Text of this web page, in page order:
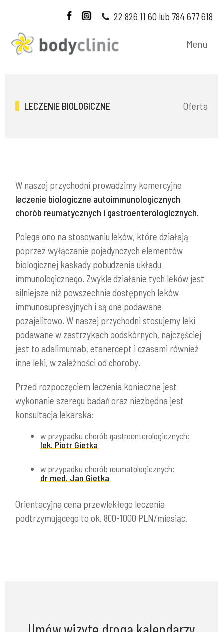
22 826 11 60 lub 784 677 618
Menu
LECZENIE BIOLOGICZNE Oferta
W naszej przychodni prowadzimy komercyjne
leczenie biologiczne autoimmunologicznych
chorób reumatycznych i gastroenterologicznych.
Polega ono na stosowaniu leków, które działają
poprzez wyłączanie pojedynczych elementów
biologicznej kaskady pobudzenia układu
immunologicznego. Zwykle działanie tych leków jest
silniejsze niż powszechnie dostępnych leków
immunosupresyjnych i są one podawane
pozajelitowo. W naszej przychodni stosujemy leki
podawane w zastrzykach podskórnych, najczęściej
jest to adalimumab, etanercept i czasami również
inne leki, w zależności od choroby.
Przed rozpoczęciem leczenia konieczne jest
wykonanie szeregu badań oraz niezbędna jest
konsultacja lekarska:
w przypadku chorób gastroenterologicznych:
lek. Piotr Gietka
w przypadku chorób reumatologicznych:
dr med. Jan Gietka
Orientacyjna cena przewlekłego leczenia
podtrzymującego to ok. 800-1000 PLN/miesiąc.